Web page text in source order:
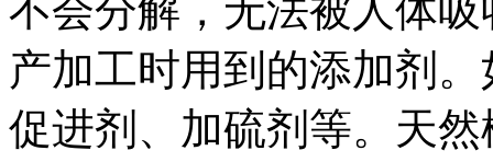
不会分解，无法被人体
产加工时用到的添加剂
促进剂、加硫剂等。天